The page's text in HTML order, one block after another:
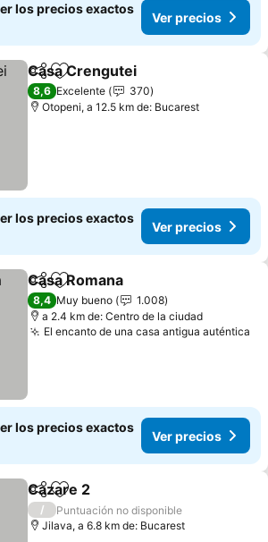
los precios exactos
Ver precios
CompartirAgregar a favoritos
Casa Crengutei
8,6 Excelente
370
Otopeni, a 12.5 km de: Bucarest
los precios exactos
Ver precios
CompartirAgregar a favoritos
Casa Romana
8,4 Muy bueno
1.008
a 2.4 km de: Centro de la ciudad
El encanto de una casa antigua auténtica
los precios exactos
Ver precios
CompartirAgregar a favoritos
Cazare 2
/
Puntuación no disponible
Jilava, a 6.8 km de: Bucarest